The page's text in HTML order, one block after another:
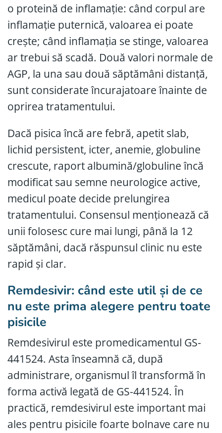
o proteină de inflamație: când corpul are
inflamație puternică, valoarea ei poate
crește; când inflamația se stinge, valoarea
ar trebui să scadă. Două valori normale de
AGP, la una sau două săptămâni distanță,
sunt considerate încurajatoare înainte de
oprirea tratamentului.
Dacă pisica încă are febră, apetit slab,
lichid persistent, icter, anemie, globuline
crescute, raport albumină/globuline încă
modificat sau semne neurologice active,
medicul poate decide prelungirea
tratamentului. Consensul menționează că
unii folosesc cure mai lungi, până la 12
săptămâni, dacă răspunsul clinic nu este
rapid și clar.
Remdesivir: când este util și de ce
nu este prima alegere pentru toate
pisicile
Remdesivirul este promedicamentul GS-
441524. Asta înseamnă că, după
administrare, organismul îl transformă în
forma activă legată de GS-441524. În
practică, remdesivirul este important mai
ales pentru pisicile foarte bolnave care nu